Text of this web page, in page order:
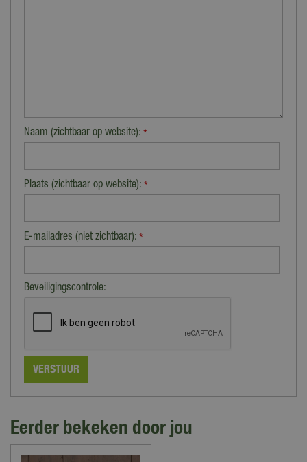
Naam (zichtbaar op website): *
Plaats (zichtbaar op website): *
E-mailadres (niet zichtbaar): *
Beveiligingscontrole:
Eerder bekeken door jou